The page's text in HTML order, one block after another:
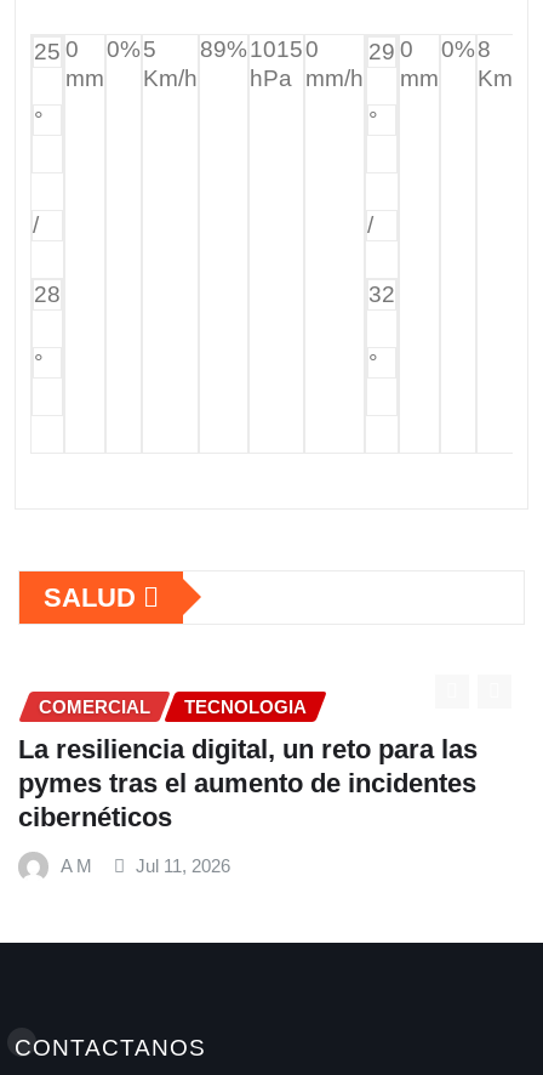
25
°
/
28
°
0
mm
0%5
Km/h
89%1015
hPa
0
mm/h
29
°
/
32
°
0
mm
0%8
Km/h
SALUD
COMERCIAL TECNOLOGIA
La resiliencia digital, un reto para las
pymes tras el aumento de incidentes
cibernéticos
A M Jul 11, 2026
CONTACTANOS